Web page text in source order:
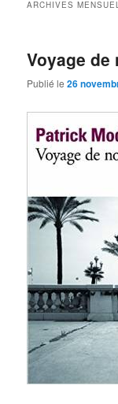
ARCHIVES
Voyage de
Publié le26